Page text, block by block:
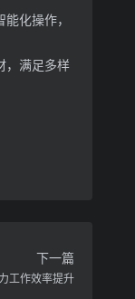
化操作，
，满足多样
下一篇
工作效率提升